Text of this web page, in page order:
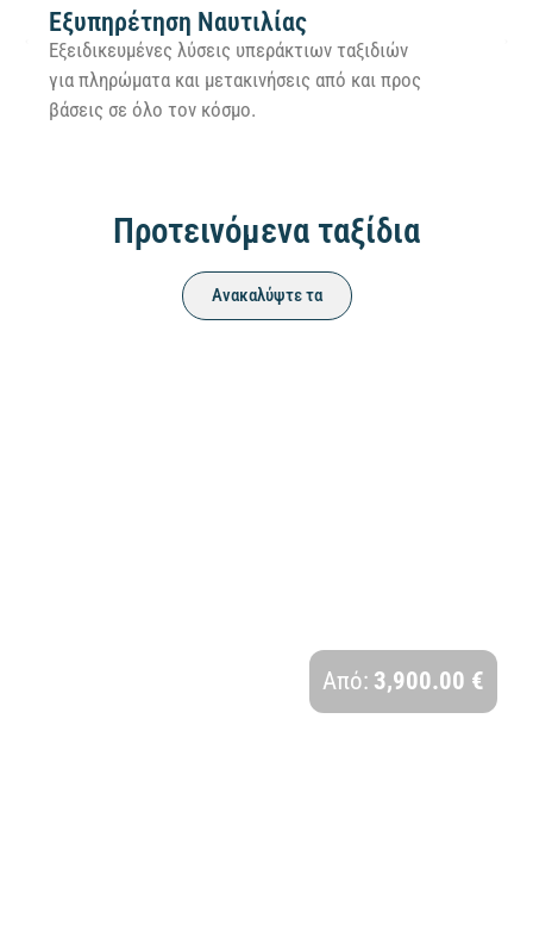
Εξυπηρέτηση Ναυτιλίας
Εξειδικευμένες λύσεις υπεράκτιων ταξιδιών
για πληρώματα και μετακινήσεις από και προς
βάσεις σε όλο τον κόσμο.
Προτεινόμενα ταξίδια
Ανακαλύψτε τα
Από: 3,900.00 €